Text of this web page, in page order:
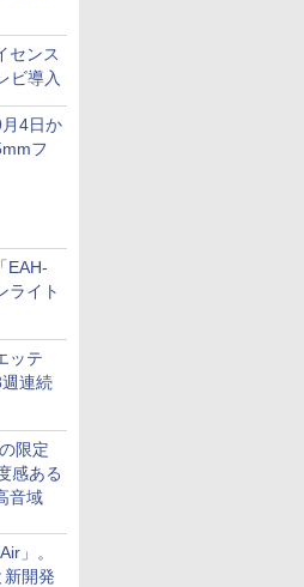
センス
ビ導入
月4日か
フ
EAH-
ライト
ッテ
連続
限定
感ある
音域
」。
開発